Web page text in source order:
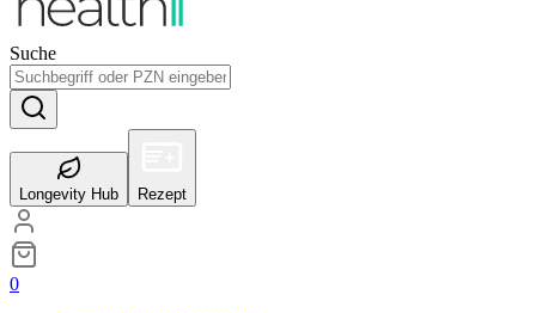
Suche
Longevity Hub Rezept
0